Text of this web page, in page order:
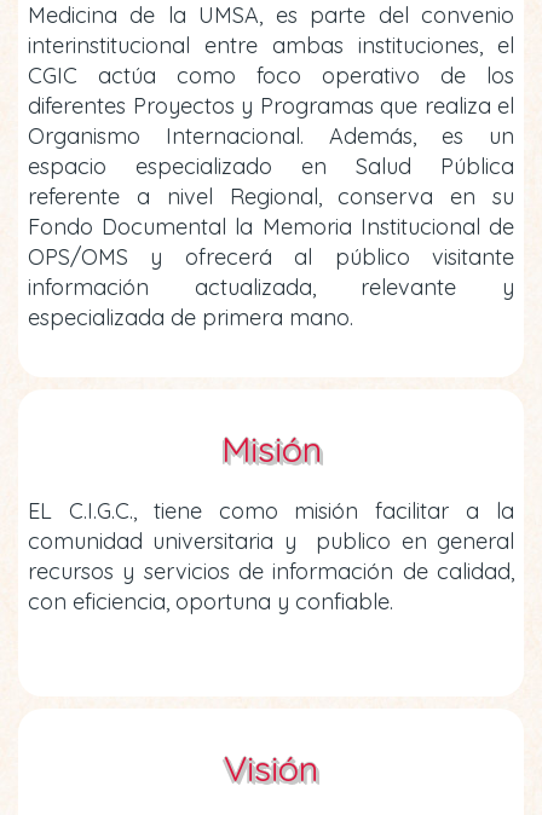
Medicina de la UMSA, es parte del convenio
interinstitucional entre ambas instituciones, el
CGIC actúa como foco operativo de los
diferentes Proyectos y Programas que realiza el
Organismo Internacional. Además, es un
espacio especializado en Salud Pública
referente a nivel Regional, conserva en su
Fondo Documental la Memoria Institucional de
OPS/OMS y ofrecerá al público visitante
información actualizada, relevante y
especializada de primera mano.
Misión
EL C.I.G.C., tiene como misión facilitar a la
comunidad universitaria y publico en general
recursos y servicios de información de calidad,
con eficiencia, oportuna y confiable.
Visión